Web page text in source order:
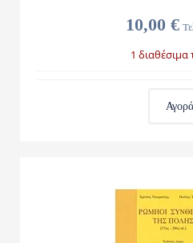
10,00 €
1 διαθέσιμα
Αγορά